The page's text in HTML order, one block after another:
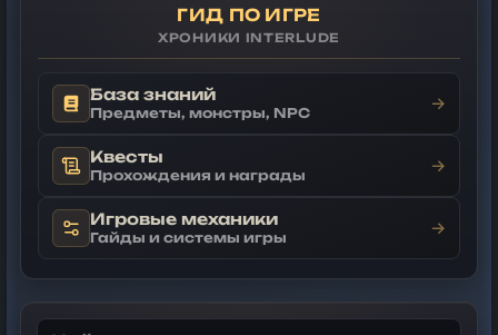
ГИД ПО ИГРЕ
ХРОНИКИ INTERLUDE
База знаний
Предметы, монстры, NPC →
Квесты
Прохождения и награды →
Игровые механики
Гайды и системы игры →